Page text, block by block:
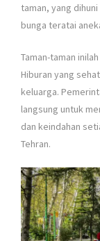
taman, yang
bunga teratai
Taman-taman
Hiburan yang
keluarga.
langsung untuk
dan keindahan
Tehran.